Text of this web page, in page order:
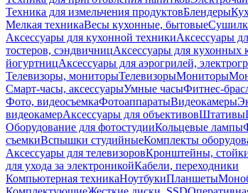
Техника для измельчения продуктовБлендеры
Мелкая техникаВесы кухонные, бытовые
Аксессуары для кухонной техникиАксессуары
тостеров, сэндвичницАксессуары для кухонных
йогуртницАксессуары для аэрогрилей,
Телевизоры, мониторыТелевизорыМониторы
Смарт-часы, аксессуарыУмные часыФитнес-
Фото, видеосъемкаФотоаппаратыВидеокамеры
видеокамерАксессуары для объективовШтативы
Оборудование для фотостудииКольцевые лампы
съемкиВспышки студийныеКомплекты
Аксессуары для телевизоровКронштейны,
для ухода за электроникойКабели, переходники
Компьютерная техникаНоутбукиПланшеты